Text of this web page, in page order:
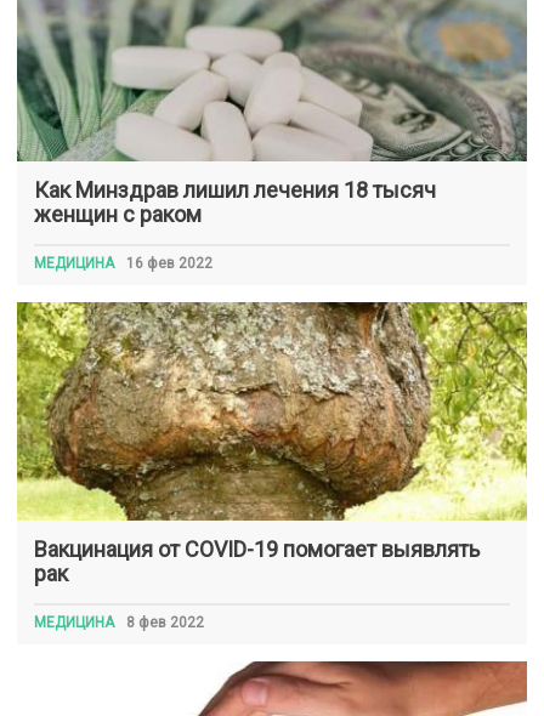
Как Минздрав лишил лечения 18 тысяч
женщин с раком
МЕДИЦИНА 16 фев 2022
Вакцинация от COVID-19 помогает выявлять
рак
МЕДИЦИНА 8 фев 2022